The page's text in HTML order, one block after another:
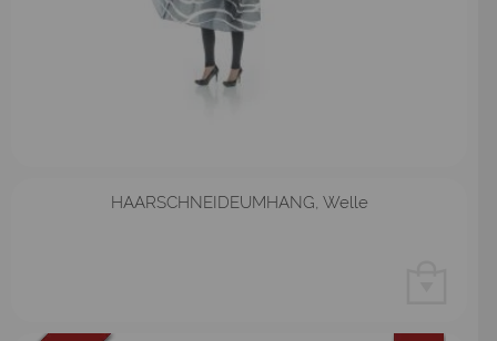
HAARSCHNEIDEUMHANG, Welle